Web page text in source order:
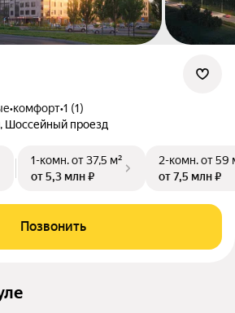
•комфорт•1 (1)
Шоссейный проезд
1-комн.от 37,5 м²
от 5,3 млн ₽
2-комн.от 59
от 7,5 млн ₽
Позвонить